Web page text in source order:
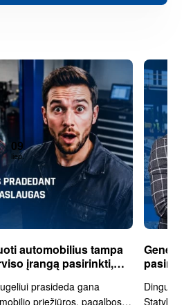
09
liep.
automobilius tampa
įrangą pasirinkti,
prasideda gana
priežiūros, pagalbos
Dingusi
Statybų